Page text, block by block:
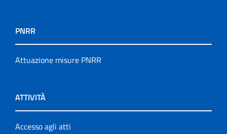
PNRR
Attuazione misure PNRR
ATTIVITÀ
Accesso agli atti